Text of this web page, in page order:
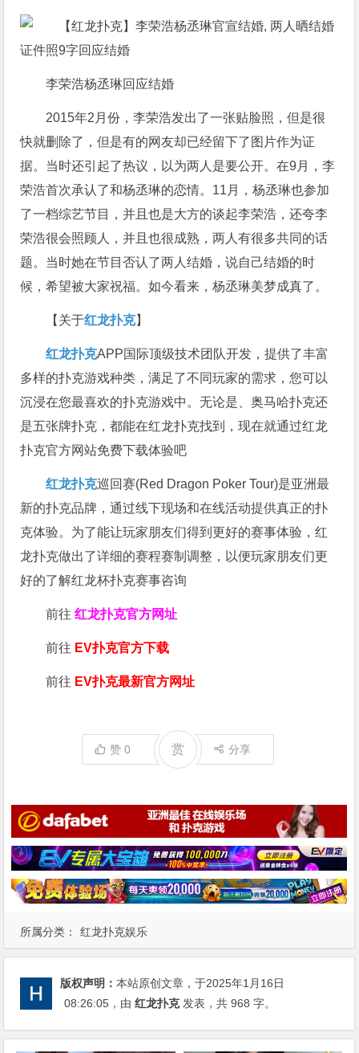
所属分类： 红龙扑克娱乐
李荣浩杨丞琳回应结婚
2015年2月份，李荣浩发出了一张贴脸照，但是很
快就删除了，但是有的网友却已经留下了图片作为证
据。当时还引起了热议，以为两人是要公开。在9月，李
荣浩首次承认了和杨丞琳的恋情。11月，杨丞琳也参加
了一档综艺节目，并且也是大方的谈起李荣浩，还夸李
荣浩很会照顾人，并且也很成熟，两人有很多共同的话
题。当时她在节目否认了两人结婚，说自己结婚的时
候，希望被大家祝福。如今看来，杨丞琳美梦成真了。
【关于红龙扑克】
红龙扑克APP国际顶级技术团队开发，提供了丰富
多样的扑克游戏种类，满足了不同玩家的需求，您可以
沉浸在您最喜欢的扑克游戏中。无论是、奥马哈扑克还
是五张牌扑克，都能在红龙扑克找到，现在就通过红龙
扑克官方网站免费下载体验吧
红龙扑克巡回赛​(Red Dragon Poker Tour)是亚洲最
新的扑克品牌，通过线下现场和在线活动提供真正的扑
克体验。为了能让玩家朋友们得到更好的赛事体验，红
龙扑克做出了详细的赛程赛制调整，以便玩家朋友们更
好的了解红龙杯扑克赛事咨询
前往红龙扑克官方网址
前往 EV扑克官方下载
前往 EV扑克最新官方网址
赞0 赏 分享
版权声明：本站原创文章，于2025年1月16日
08:26:05 ，由红龙扑克发表，共 968 字。